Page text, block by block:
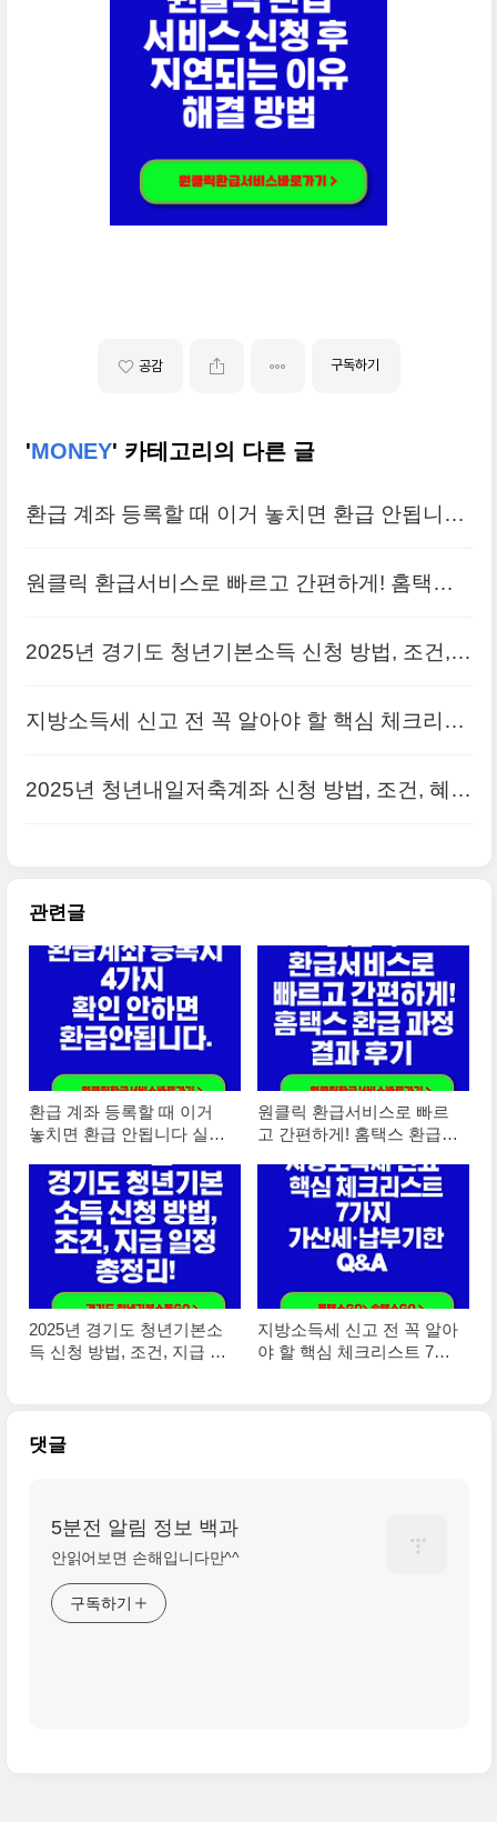
공감 구독하기
'MONEY' 카테고리의 다른 글
환급 계좌 등록할 때 이거 놓치면 환급 안됩니다
원클릭 환급서비스로 빠르고 간편하게! 홈택스
2025년 경기도 청년기본소득 신청 방법, 조건,
지방소득세 신고 전 꼭 알아야 할 핵심 체크리스
2025년 청년내일저축계좌 신청 방법, 조건, 혜택
관련글
환급 계좌 등록할 때 이거
놓치면 환급 안됩니다 실수
원클릭 환급서비스로 빠르
고 간편하게! 홈택스 환급
2025년 경기도 청년기본소
득 신청 방법, 조건, 지급 일
지방소득세 신고 전 꼭 알아
야 할 핵심 체크리스트 7가
댓글
5분전 알림 정보 백과
안읽어보면 손해입니다만^^
구독하기